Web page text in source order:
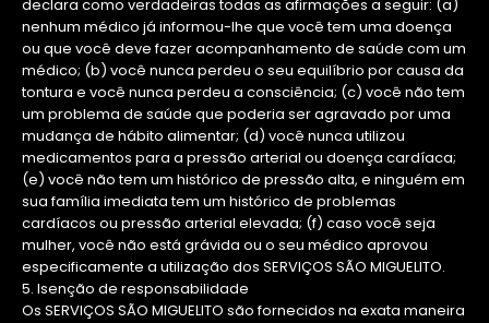
declara como verdadeiras todas as afirmações a seguir: (a)
nenhum médico já informou-lhe que você tem uma doença
ou que você deve fazer acompanhamento de saúde com um
médico; (b) você nunca perdeu o seu equilíbrio por causa da
tontura e você nunca perdeu a consciência; (c) você não tem
um problema de saúde que poderia ser agravado por uma
mudança de hábito alimentar; (d) você nunca utilizou
medicamentos para a pressão arterial ou doença cardíaca;
(e) você não tem um histórico de pressão alta, e ninguém em
sua família imediata tem um histórico de problemas
cardíacos ou pressão arterial elevada; (f) caso você seja
mulher, você não está grávida ou o seu médico aprovou
especificamente a utilização dos SERVIÇOS SÃO MIGUELITO.
5. Isenção de responsabilidade
Os SERVIÇOS SÃO MIGUELITO são fornecidos na exata maneira